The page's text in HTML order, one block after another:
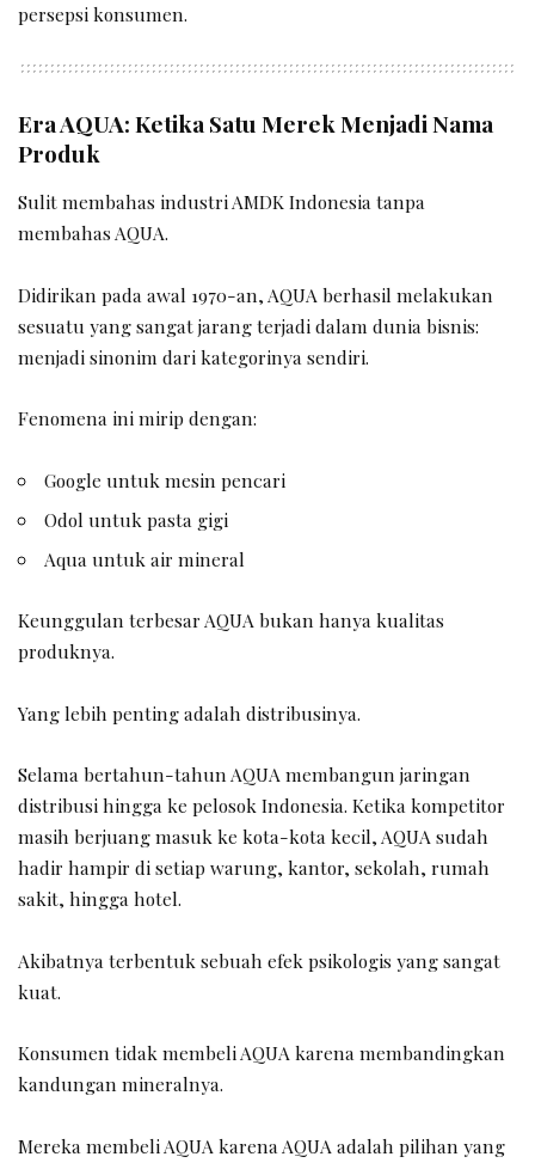
persepsi konsumen.
Era AQUA: Ketika Satu Merek Menjadi Nama
Produk
Sulit membahas industri AMDK Indonesia tanpa
membahas AQUA.
Didirikan pada awal 1970-an, AQUA berhasil melakukan
sesuatu yang sangat jarang terjadi dalam dunia bisnis:
menjadi sinonim dari kategorinya sendiri.
Fenomena ini mirip dengan:
Google untuk mesin pencari
Odol untuk pasta gigi
Aqua untuk air mineral
Keunggulan terbesar AQUA bukan hanya kualitas
produknya.
Yang lebih penting adalah distribusinya.
Selama bertahun-tahun AQUA membangun jaringan
distribusi hingga ke pelosok Indonesia. Ketika kompetitor
masih berjuang masuk ke kota-kota kecil, AQUA sudah
hadir hampir di setiap warung, kantor, sekolah, rumah
sakit, hingga hotel.
Akibatnya terbentuk sebuah efek psikologis yang sangat
kuat.
Konsumen tidak membeli AQUA karena membandingkan
kandungan mineralnya.
Mereka membeli AQUA karena AQUA adalah pilihan yang